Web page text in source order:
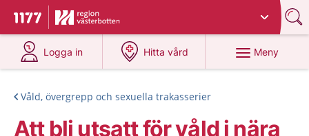
Till startsidan för 1177
Du har valt region
Logga in
på 1177.se
Hitta vård
på 1177.se
Meny
Våld, övergrepp och sexuella trakasserier
Att bli utsatt för våld i nära